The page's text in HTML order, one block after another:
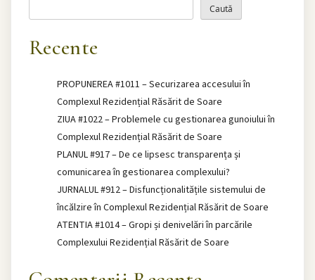
Caută
Recente
PROPUNEREA #1011 – Securizarea accesului în
Complexul Rezidențial Răsărit de Soare
ZIUA #1022 – Problemele cu gestionarea gunoiului în
Complexul Rezidențial Răsărit de Soare
PLANUL #917 – De ce lipsesc transparența și
comunicarea în gestionarea complexului?
JURNALUL #912 – Disfuncționalitățile sistemului de
încălzire în Complexul Rezidențial Răsărit de Soare
ATENTIA #1014 – Gropi și denivelări în parcările
Complexului Rezidențial Răsărit de Soare